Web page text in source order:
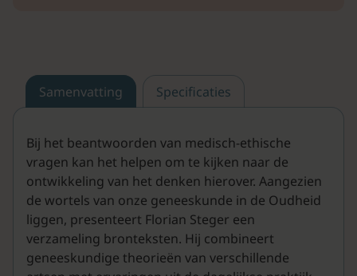
Samenvatting Specificaties
Bij het beantwoorden van medisch-ethische
vragen kan het helpen om te kijken naar de
ontwikkeling van het denken hierover. Aangezien
de wortels van onze geneeskunde in de Oudheid
liggen, presenteert Florian Steger een
verzameling bronteksten. Hij combineert
geneeskundige theorieën van verschillende